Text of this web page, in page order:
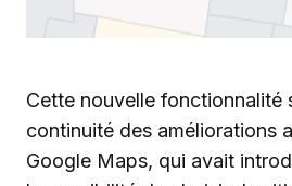
Cette nouvelle fonctionnalité
continuité des améliorations
Google Maps, qui avait